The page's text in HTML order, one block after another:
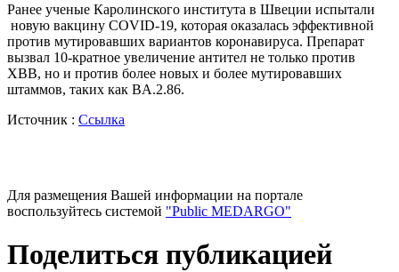
Ранее ученые Каролинского института в Швеции испытали
новую вакцину COVID-19, которая оказалась эффективной
против мутировавших вариантов коронавируса. Препарат
вызвал 10-кратное увеличение антител не только против
XBB, но и против более новых и более мутировавших
штаммов, таких как BA.2.86.
Источник : Ссылка
Для размещения Вашей информации на портале
воспользуйтесь системой "Public MEDARGO"
Поделиться публикацией